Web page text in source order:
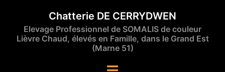
contenu
Chatterie DE CERRYDWEN
Elevage Professionnel de SOMALIS de couleur
Lièvre Chaud, élevés en Famille, dans le Grand Est
(Marne 51)
Ouvrir/fermer